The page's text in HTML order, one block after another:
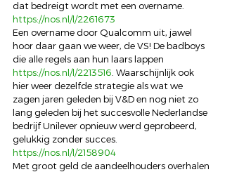
dat bedreigt wordt met een overname.
https://nos.nl/l/2261673
Een overname door Qualcomm uit, jawel
hoor daar gaan we weer, de VS! De badboys
die alle regels aan hun laars lappen
https://nos.nl/l/2213516 . Waarschijnlijk ook
hier weer dezelfde strategie als wat we
zagen jaren geleden bij V&D en nog niet zo
lang geleden bij het succesvolle Nederlandse
bedrijf Unilever opnieuw werd geprobeerd,
gelukkig zonder succes.
https://nos.nl/l/2158904
Met groot geld de aandeelhouders overhalen